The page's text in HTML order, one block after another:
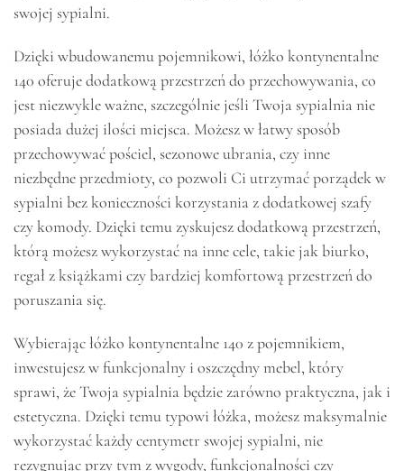
swojej sypialni.
Dzięki wbudowanemu pojemnikowi, łóżko kontynentalne
140 oferuje dodatkową przestrzeń do przechowywania, co
jest niezwykle ważne, szczególnie jeśli Twoja sypialnia nie
posiada dużej ilości miejsca. Możesz w łatwy sposób
przechowywać pościel, sezonowe ubrania, czy inne
niezbędne przedmioty, co pozwoli Ci utrzymać porządek w
sypialni bez konieczności korzystania z dodatkowej szafy
czy komody. Dzięki temu zyskujesz dodatkową przestrzeń,
którą możesz wykorzystać na inne cele, takie jak biurko,
regał z książkami czy bardziej komfortową przestrzeń do
poruszania się.
Wybierając łóżko kontynentalne 140 z pojemnikiem,
inwestujesz w funkcjonalny i oszczędny mebel, który
sprawi, że Twoja sypialnia będzie zarówno praktyczna, jak i
estetyczna. Dzięki temu typowi łóżka, możesz maksymalnie
wykorzystać każdy centymetr swojej sypialni, nie
rezygnując przy tym z wygody, funkcjonalności czy